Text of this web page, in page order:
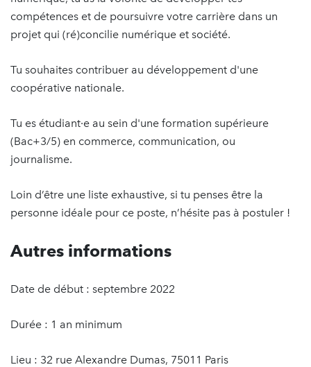
compétences et de poursuivre votre carrière dans un
projet qui (ré)concilie numérique et société.
Tu souhaites contribuer au développement d'une
coopérative nationale.
Tu es étudiant·e au sein d'une formation supérieure
(Bac+3/5) en commerce, communication, ou
journalisme.
Loin d’être une liste exhaustive, si tu penses être la
personne idéale pour ce poste, n’hésite pas à postuler !
Autres informations
Date de début : septembre 2022
Durée : 1 an minimum
Lieu : 32 rue Alexandre Dumas, 75011 Paris